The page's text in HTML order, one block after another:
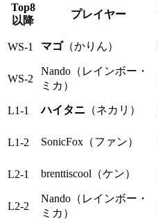
Top8
以降
プレイヤー
WS-1 マゴ（かりん）
WS-2
Nando（レインボー・
ミカ）
L1-1 ハイタニ （ネカリ）
L1-2 SonicFox（ファン）
L2-1 brenttiscool（ケン）
L2-2
Nando（レインボー・
ミカ）